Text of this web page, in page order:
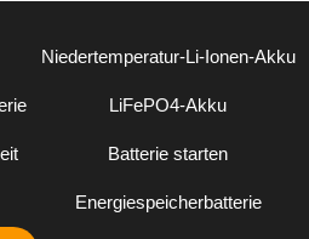
Niedertemperatur-Li-Ionen-Akku
LiFePO4-Akku
Batterie starten
Energiespeicherbatterie